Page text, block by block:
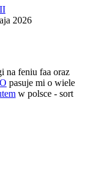
2026
na feniu faa oraz
pasuje mi o wiele
w polsce - sort